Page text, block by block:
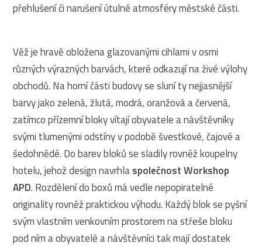
přehlušení či narušení útulné atmosféry městské části.
Věž je hravě obložena glazovanými cihlami v osmi
různých výrazných barvách, které odkazují na živé výlohy
obchodů. Na horní části budovy se sluní ty nejjasnější
barvy jako zelená, žlutá, modrá, oranžová a červená,
zatímco přízemní bloky vítají obyvatele a návštěvníky
svými tlumenými odstíny v podobě švestkové, čajové a
šedohnědé. Do barev bloků se sladily rovněž koupelny
hotelu, jehož design navrhlaspolečnost Workshop
APD. Rozdělení do boxů má vedle nepopiratelné
originality rovněž praktickou výhodu. Každý blok se pyšní
svým vlastním venkovním prostorem na střeše bloku
pod ním a obyvatelé a návštěvníci tak mají dostatek